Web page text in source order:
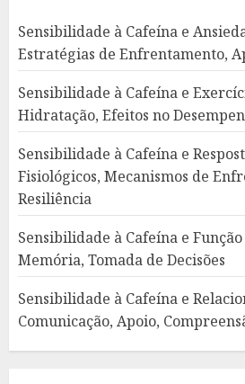
Sensibilidade à Cafeína e
Estratégias de Enfrentamento,
Sensibilidade à Cafeína e
Hidratação, Efeitos no
Sensibilidade à Cafeína e
Fisiológicos, Mecanismos de
Resiliência
Sensibilidade à Cafeína e
Memória, Tomada de Decisões
Sensibilidade à Cafeína e
Comunicação, Apoio,